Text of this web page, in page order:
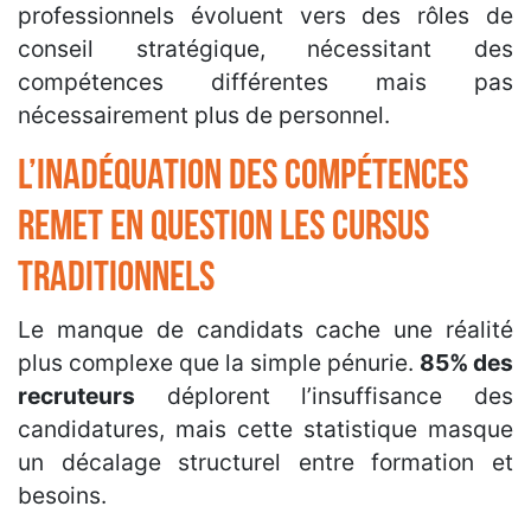
professionnels évoluent vers des rôles de
conseil stratégique, nécessitant des
compétences différentes mais pas
nécessairement plus de personnel.
L’inadéquation des compétences
remet en question les cursus
traditionnels
Le manque de candidats cache une réalité
plus complexe que la simple pénurie. 85% des
recruteurs déplorent l’insuffisance des
candidatures, mais cette statistique masque
un décalage structurel entre formation et
besoins.